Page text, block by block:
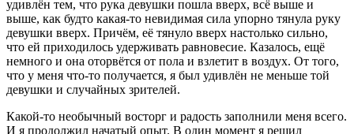
удивлён тем, что рука девушки пошла вверх, всё выше и
выше, как будто какая-то невидимая сила упорно тянула руку
девушки вверх. Причём, её тянуло вверх настолько сильно,
что ей приходилось удерживать равновесие. Казалось, ещё
немного и она оторвётся от пола и взлетит в воздух. От того,
что у меня что-то получается, я был удивлён не меньше той
девушки и случайных зрителей.
Какой-то необычный восторг и радость заполнили меня всего.
И я продолжил начатый опыт. В один момент я решил